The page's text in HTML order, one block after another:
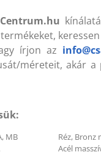
írjon az
méreteit, akár
MB
Réz, Bronz
Acél
mm